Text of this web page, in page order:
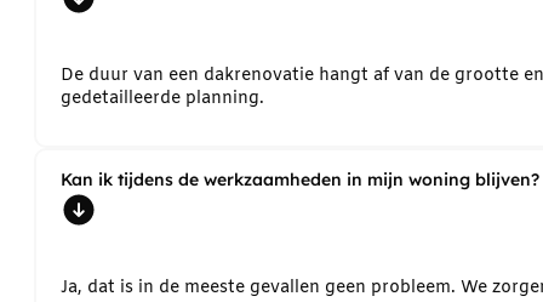
De duur van een dakrenovatie hangt af van de grootte
gedetailleerde planning.
Kan ik tijdens de werkzaamheden in mijn woning blijven?
Ja, dat is in de meeste gevallen geen probleem. We